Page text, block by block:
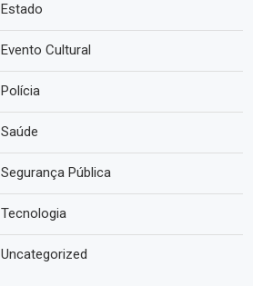
Estado
Evento Cultural
Polícia
Saúde
Segurança Pública
Tecnologia
Uncategorized